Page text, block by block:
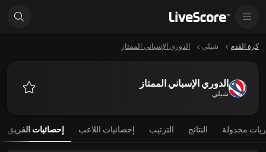
كرة القدم شيلي الدوري الإسباني الممتاز
الدوري الإسباني الممتاز
شيلي
مجدولة النتائج الترتيب إحصائيات اللاعب إحصائيات الفريق